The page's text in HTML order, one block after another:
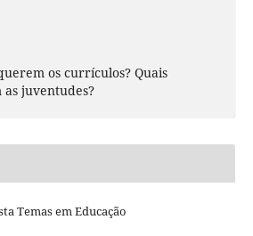
os currículos? Quais
juventudes?
Temas em Educação